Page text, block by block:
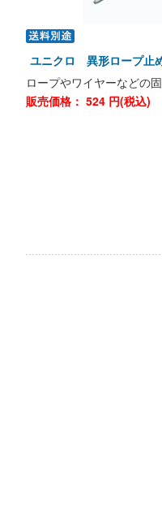
ユニクロ 異形ロープ
ロープやワイヤーなどの
販売価格： 524 円(税込)